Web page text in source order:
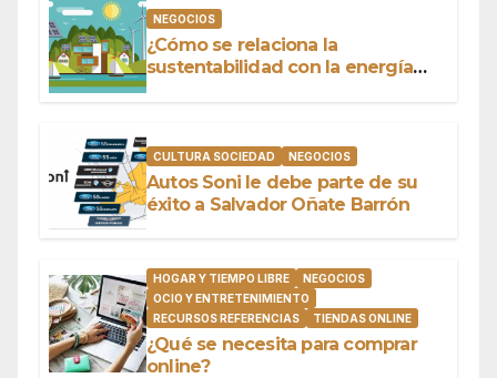
NEGOCIOS
¿Cómo se relaciona la
sustentabilidad con la energía
CULTURA SOCIEDAD NEGOCIOS
Autos Soni le debe parte de su
éxito a Salvador Oñate Barrón
HOGAR Y TIEMPO LIBRE
NEGOCIOS
OCIO Y ENTRETENIMIENTO
RECURSOS REFERENCIAS
TIENDAS ONLINE
¿Qué se necesita para comprar
online?